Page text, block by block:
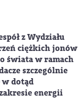
z Wydziału
ciężkich jonów
świata w ramach
szczególnie
dotąd
energii